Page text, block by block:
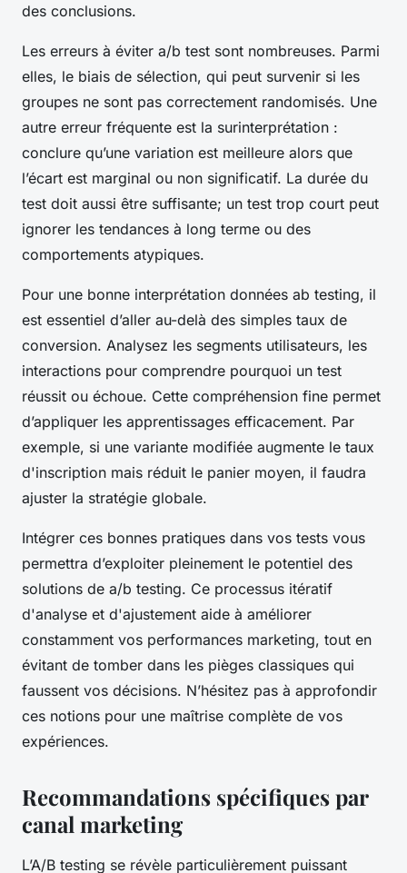
des conclusions.
Les erreurs à éviter a/b test sont nombreuses. Parmi
elles, le biais de sélection, qui peut survenir si les
groupes ne sont pas correctement randomisés. Une
autre erreur fréquente est la surinterprétation :
conclure qu’une variation est meilleure alors que
l’écart est marginal ou non significatif. La durée du
test doit aussi être suffisante; un test trop court peut
ignorer les tendances à long terme ou des
comportements atypiques.
Pour une bonne interprétation données ab testing, il
est essentiel d’aller au-delà des simples taux de
conversion. Analysez les segments utilisateurs, les
interactions pour comprendre pourquoi un test
réussit ou échoue. Cette compréhension fine permet
d’appliquer les apprentissages efficacement. Par
exemple, si une variante modifiée augmente le taux
d'inscription mais réduit le panier moyen, il faudra
ajuster la stratégie globale.
Intégrer ces bonnes pratiques dans vos tests vous
permettra d’exploiter pleinement le potentiel des
solutions de a/b testing. Ce processus itératif
d'analyse et d'ajustement aide à améliorer
constamment vos performances marketing, tout en
évitant de tomber dans les pièges classiques qui
faussent vos décisions. N’hésitez pas à approfondir
ces notions pour une maîtrise complète de vos
expériences.
Recommandations spécifiques par
canal marketing
L’A/B testing se révèle particulièrement puissant